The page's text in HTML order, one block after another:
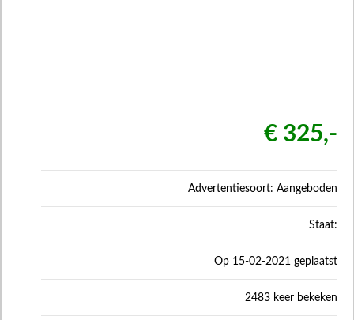
€ 325,-
Advertentiesoort: Aangeboden
Staat:
Op 15-02-2021 geplaatst
2483 keer bekeken